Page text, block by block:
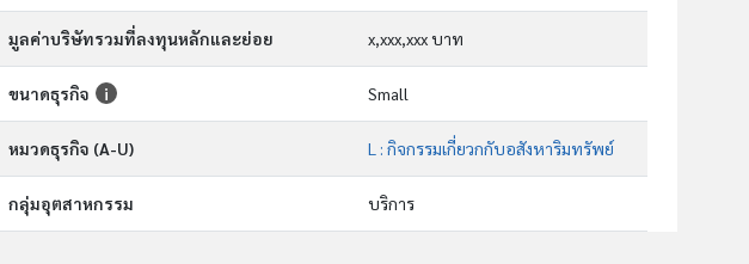
มูลค่าบริษัทรวมที่ลงทุนหลักและย่อย x,xxx,xxx บาท
ขนาดธุรกิจ Small
หมวดธุรกิจ (A-U) L : กิจกรรมเกี่ยวกกับอสังหาริมทรัพย์
กลุ่มอุตสาหกรรม บริการ